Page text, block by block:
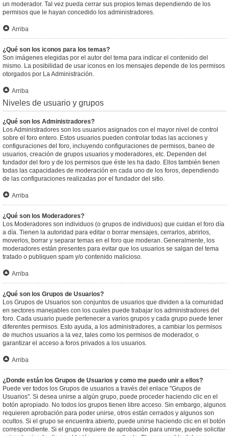
un moderador. Tal vez pueda cerrar sus propios temas dependiendo de los
permisos que le hayan concedido los administradores.
Arriba
¿Qué son los iconos para los temas?
Son imágenes elegidas por el autor del tema para indicar el contenido del
mismo. La posibilidad de usar iconos en los mensajes depende de los permisos
otorgados por La Administración.
Arriba
Niveles de usuario y grupos
¿Qué son los Administradores?
Los Administradores son los usuarios asignados con el mayor nivel de control
sobre el foro entero. Estos usuarios pueden controlar todas las acciones y
configuraciones del foro, incluyendo configuraciones de permisos, baneo de
usuarios, creación de grupos usuarios y moderadores, etc. Dependen del
fundador del foro y de los permisos que éste les ha dado. Ellos también tienen
todas las capacidades de moderación en cada uno de los foros, dependiendo
de las configuraciones realizadas por el fundador del sitio.
Arriba
¿Qué son los Moderadores?
Los Moderadores son individuos (o grupos de individuos) que cuidan el foro día
a día. Tienen la autoridad para editar o borrar mensajes, cerrarlos, abrirlos,
moverlos, borrar y separar temas en el foro que moderan. Generalmente, los
moderadores están presentes para evitar que los usuarios se salgan del tema
tratado o publiquen spam y/o contenido malicioso.
Arriba
¿Qué son los Grupos de Usuarios?
Los Grupos de Usuarios son conjuntos de usuarios que dividen a la comunidad
en sectores manejables con los cuales puede trabajar los administradores del
foro. Cada usuario puede pertenecer a varios grupos y cada grupo puede tener
diferentes permisos. Esto ayuda, a los administradores, a cambiar los permisos
de muchos usuarios a la vez, tales como los permisos de moderador, o
garantizar el acceso a foros privados a los usuarios.
Arriba
¿Donde están los Grupos de Usuarios y como me puedo unir a ellos?
Puede ver todos los Grupos de usuarios a través del enlace "Grupos de
Usuarios". Si desea unirse a algún grupo, puede proceder haciendo clic en el
botón apropiado. No todos los grupos tienen libre acceso. Sin embargo, algunos
requieren aprobación para poder unirse, otros están cerrados y algunos son
ocultos. Si el grupo se encuentra abierto, puede unirse haciendo clic en el botón
correspondiente. Si el grupo requiere de aprobación para unirse, puede solicitar